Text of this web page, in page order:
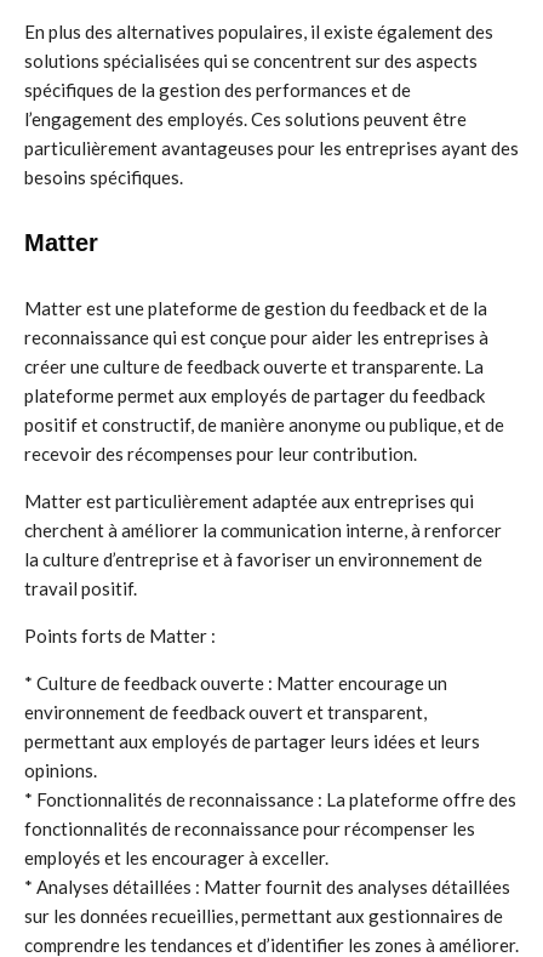
En plus des alternatives populaires, il existe également des
solutions spécialisées qui se concentrent sur des aspects
spécifiques de la gestion des performances et de
l’engagement des employés. Ces solutions peuvent être
particulièrement avantageuses pour les entreprises ayant des
besoins spécifiques.
Matter
Matter est une plateforme de gestion du feedback et de la
reconnaissance qui est conçue pour aider les entreprises à
créer une culture de feedback ouverte et transparente. La
plateforme permet aux employés de partager du feedback
positif et constructif, de manière anonyme ou publique, et de
recevoir des récompenses pour leur contribution.
Matter est particulièrement adaptée aux entreprises qui
cherchent à améliorer la communication interne, à renforcer
la culture d’entreprise et à favoriser un environnement de
travail positif.
Points forts de Matter :
* Culture de feedback ouverte : Matter encourage un
environnement de feedback ouvert et transparent,
permettant aux employés de partager leurs idées et leurs
opinions.
* Fonctionnalités de reconnaissance : La plateforme offre des
fonctionnalités de reconnaissance pour récompenser les
employés et les encourager à exceller.
* Analyses détaillées : Matter fournit des analyses détaillées
sur les données recueillies, permettant aux gestionnaires de
comprendre les tendances et d’identifier les zones à améliorer.